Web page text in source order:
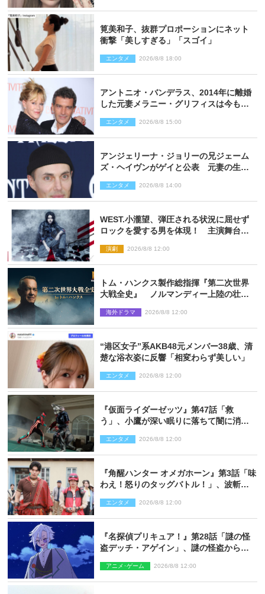
筧美和子、抜群プロポーションにネット
衝撃「美しすぎる」「スゴイ」
エンタメ 2026/8/8 18:00
アントニオ・バンデラス、2014年に離婚
した元妻メラニー・グリフィスは今も
エンタメ 2026/8/8 15:00
アンジェリーナ・ジョリーの兄ジェーム
ズ・ヘイヴンがゲイと公表 元妻の生配
エンタメ 2026/8/8 14:00
WEST.小瀧望、弾圧される状況に屈せず
ロックを愛する男を体現！ 主演舞台
演劇 2026/8/8 12:00
トム・ハンクス製作総指揮『第二次世界
大戦全史』 ノルマンディー上陸の壮絶
海外ドラマ 2026/8/8 12:00
“港区女子”系AKB48元メンバー38歳、清
楚な浴衣姿に反響「相変わらず美しい」
エンタメ 2026/8/8 12:00
『仮面ライダーゼッツ』第47話「救
う」、小鷹が深い眠りに落ちて闇に消え
エンタメ 2026/8/8 12:00
『角醒ハンター オメガホーン』第3話「味
わえ！怒りのタッグバトル！」、波斬の
エンタメ 2026/8/8 12:00
『名探偵プリキュア！』第28話「謎の怪
盗デッチ・アゲイン」、謎の怪盗から不
アニメ･ゲーム 2026/8/8 12:00